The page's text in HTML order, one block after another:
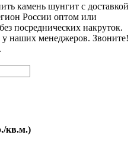
камень шунгит с доставкой
России оптом или
посреднических накруток.
наших менеджеров. Звоните!
кв.м.)